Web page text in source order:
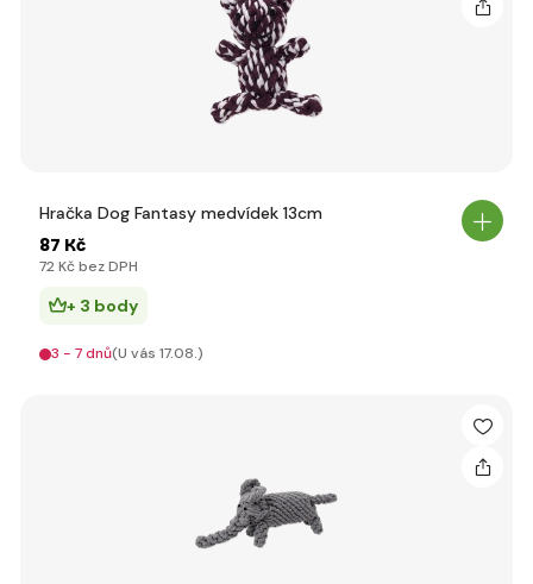
Hračka Dog Fantasy medvídek 13cm
87 Kč
72 Kč bez DPH
+ 3 body
3 - 7 dnů(U vás 17.08.)